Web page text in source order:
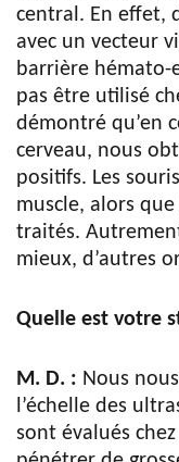
central. En effet,
avec un vecteur
barrière
pas être utilisé
démontré qu’en
cerveau, nous
positifs. Les
muscle, alors
traités.
mieux, d’autres
Quelle est votre
M. D. : Nous
l’échelle des
sont évalués